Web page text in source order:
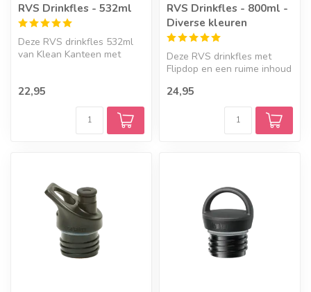
RVS Drinkfles - 532ml
Deze RVS drinkfles 532ml
van Klean Kanteen met
22,95
RVS Drinkfles - 800ml -
Diverse kleuren
Deze RVS drinkfles met
Flipdop en een ruime inhoud
Kanteen ...
24,95